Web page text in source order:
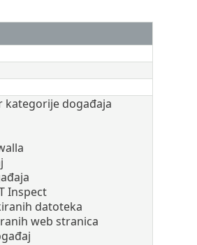
kategorije događaja
Inspect
datoteka
web stranica